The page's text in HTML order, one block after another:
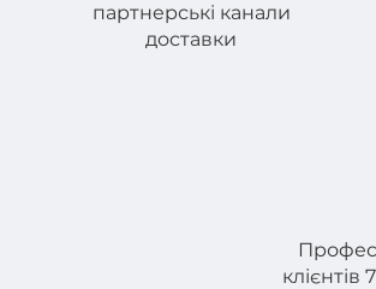
партнерські канали
доставки
клієнтів